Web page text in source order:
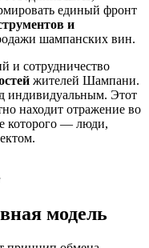
единый фронт
и
шампанских вин.
и сотрудничество
жителей Шампани.
индивидуальным. Этот
находит отражение во
которого — люди,
модель